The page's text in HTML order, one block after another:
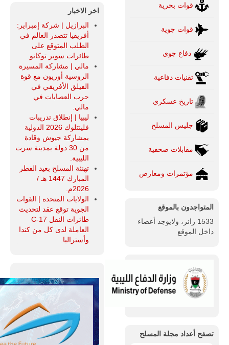
قوات بحرية
قوات جوية
دفاع جوي
تقنيات دفاعية
تاريخ عسكري
جليس المسلح
مقابلات صحفية
مؤتمرات ومعارض
المتواجدون بالموقع
1533 زائر، ولايوجد أعضاء
داخل الموقع
تصفح أعداد مجلة المسلح
اخر الاخبار
البرازيل | شركة إمبراير:
أفريقيا تتصدر العالم في
الطلب المتوقع على
طائرات سوبر توكانو.
مالي | مشاركة المسيرة
الروسية أوريون مع قوة
الفيلق الأفريقي في
حرب العصابات في
مالي.
ليبيا | إنطلاق تدريبات
فلينتلوك 2026 الدولية
بمشاركة جيوش وقادة
من 30 دولة بمدينة سرت
الليبية.
تهنئة المسلح بعيد الفطر
المبارك 1447 هـ /
2026م.
الولايات المتحدة | القوات
الجوية توقع عقد لتحديث
طائرات النقل C-17
العاملة لدى كل من كندا
وأستراليا.